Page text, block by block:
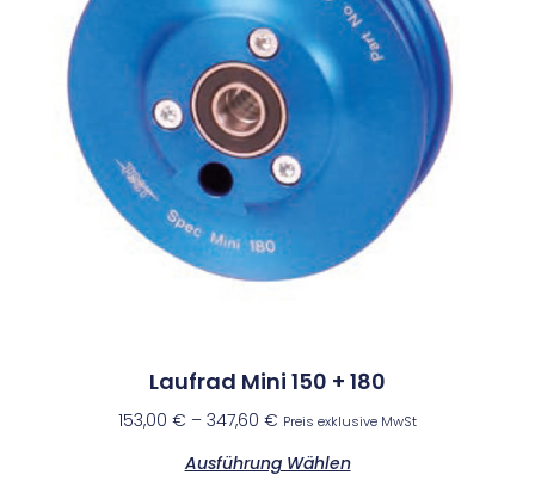
Laufrad Mini 150 + 180
153,00 € – 347,60 € Preis exklusive MwSt
Ausführung Wählen